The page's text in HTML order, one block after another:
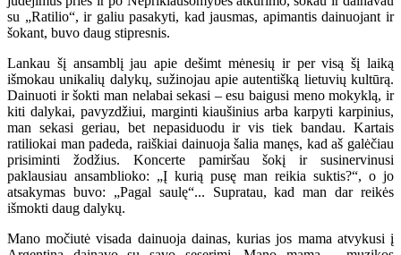
su „Ratilio“, ir galiu pasakyti, kad jausmas, apimantis dainuojant ir
šokant, buvo daug stipresnis.
Lankau šį ansamblį jau apie dešimt mėnesių ir per visą šį laiką
išmokau unikalių dalykų, sužinojau apie autentišką lietuvių kultūrą.
Dainuoti ir šokti man nelabai sekasi – esu baigusi meno mokyklą, ir
kiti dalykai, pavyzdžiui, marginti kiaušinius arba karpyti karpinius,
man sekasi geriau, bet nepasiduodu ir vis tiek bandau. Kartais
ratiliokai man padeda, raiškiai dainuoja šalia manęs, kad aš galėčiau
prisiminti žodžius. Koncerte pamiršau šokį ir susinervinusi
paklausiau ansamblioko: „Į kurią pusę man reikia suktis?“, o jo
atsakymas buvo: „Pagal saulę“... Supratau, kad man dar reikės
išmokti daug dalykų.
Mano močiutė visada dainuoja dainas, kurias jos mama atvykusi į